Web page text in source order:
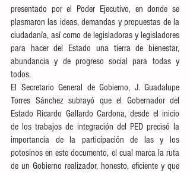
presentado por el Poder Ejecutivo, en donde se
plasmaron las ideas, demandas y propuestas de la
ciudadanía, así como de legisladoras y legisladores
para hacer del Estado una tierra de bienestar,
abundancia y de progreso social para todas y
todos.
El Secretario General de Gobierno, J. Guadalupe
Torres Sánchez subrayó que el Gobernador del
Estado Ricardo Gallardo Cardona, desde el inicio
de los trabajos de integración del PED precisó la
importancia de la participación de las y los
potosinos en este documento, el cual marca la ruta
de un Gobierno realizador, honesto, eficiente y que